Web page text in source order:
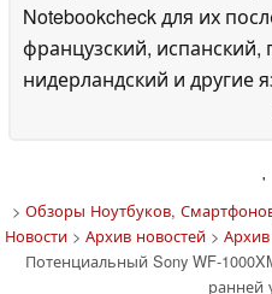
Notebookcheck для их
французский, испанский,
нидерландский и другие
'
> Обзоры Ноутбуков,
Новости> Архив новостей>
Потенциальный Sony WF-
ранней